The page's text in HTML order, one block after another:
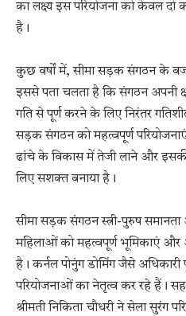
का लक्ष्य इस परियोजना को केवल दो
है।
कुछ वर्षों में, सीमा सड़क संगठन के
इससे पता चलता है कि संगठन अपनी
गति से पूर्ण करने के लिए निरंतर
सड़क संगठन को महत्वपूर्ण
ढांचे के विकास में तेजी लाने और
लिए सशक्त बनाया है।
सीमा सड़क संगठन स्त्री-पुरुष
महिलाओं को महत्वपूर्ण भूमिकाएं और
है। कर्नल पोनुंग डोमिंग जैसे अधिकारी
परियोजनाओं का नेतृत्व कर रहे हैं।
श्रीमती निकिता चौधरी ने सेला सुरंग